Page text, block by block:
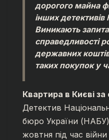
дорогого майна
інших
Виникають
справедливості
державних
таких покупок у
Квартира в Києві
Детектив
бюро України
жовтня під час